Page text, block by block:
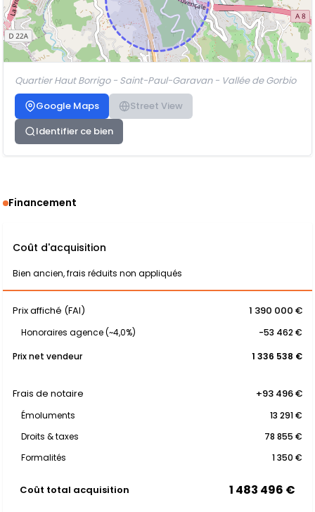
Quartier Haut Borrigo - Saint-Paul-Garavan - Vallée de Gorbio
Google Maps
Street View
Identifier ce bien
Financement
Coût d'acquisition
Bien ancien, frais réduits non appliqués
Prix affiché (FAI) 1 390 000 €
Honoraires agence (~4,0%)
-53 462 €
Prix net vendeur
1 336 538 €
Frais de notaire +93 496 €
Émoluments
13 291 €
Droits & taxes
78 855 €
Formalités
1 350 €
Coût total acquisition 1 483 496 €